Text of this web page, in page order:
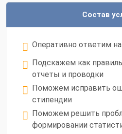
Состав
Оперативно ответим
Подскажем как
отчеты и проводки
Поможем исправить
стипендии
Поможем решить
формировании